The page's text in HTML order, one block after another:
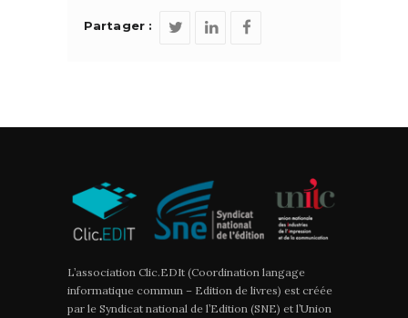
Partager :
L’association Clic.EDIt (Coordination langage
informatique commun – Edition de livres) est créée
par le Syndicat national de l’Edition (SNE) et l’Union